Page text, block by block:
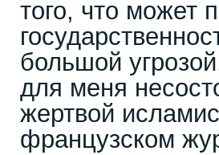
того, что может
большой
для меня
жертвой
французском